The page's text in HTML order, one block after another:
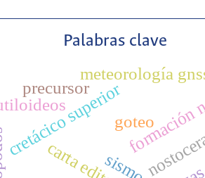
Palabras clave
cretácico superior
meteorología
goteo
sismo
precursor